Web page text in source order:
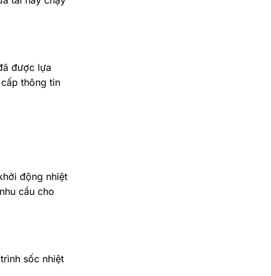
được lựa
thông tin
động nhiệt
cầu cho
sốc nhiệt